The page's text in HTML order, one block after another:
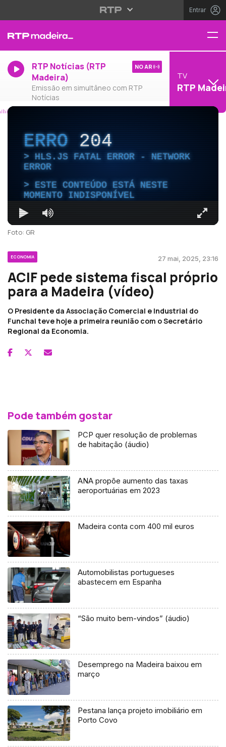
Entrar
RTP Notícias (RTP
Madeira)
Emissão em simultâneo com RTP
Notícias
NO AR
TV
RTP
ERRO204
HLS.JS FATAL ERROR - NETWORK
ERROR
ESTE CONTEÚDO ESTÁ NESTE
MOMENTO INDISPONÍVEL
Foto: GR
ECONOMIA 27 mai, 2025, 23:16
ACIF pede sistema fiscal próprio
para a Madeira (vídeo)
O Presidente da Associação Comercial e Industrial do
Funchal teve hoje a primeira reunião com o Secretário
Regional da Economia.
Pode também gostar
PCP quer resolução de problemas
de habitação (áudio)
ANA propõe aumento das taxas
aeroportuárias em 2023
Madeira conta com 400 mil euros
Automobilistas portugueses
abastecem em Espanha
“São muito bem-vindos” (áudio)
Desemprego na Madeira baixou em
março
Pestana lança projeto imobiliário em
Porto Covo